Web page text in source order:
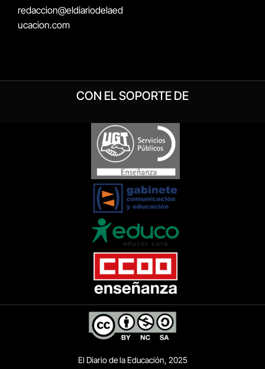
redaccion@eldiariodelaed
ucacion.com
CON EL SOPORTE DE
El Diario de la Educación, 2025